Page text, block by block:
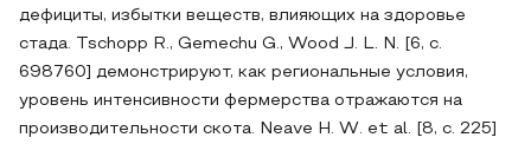
дефициты, избытки веществ, влияющих на здоровье
стада. Tschopp R., Gemechu G., Wood J. L. N. [6, с.
698760] демонстрируют, как региональные условия,
уровень интенсивности фермерства отражаются на
производительности скота. Neave H. W. et al. [8, с. 225]